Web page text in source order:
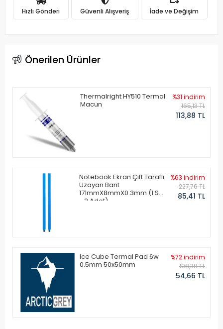
Hızlı Gönderi Güvenli Alışveriş İade ve Değişim
Önerilen Ürünler
Thermalright HY510 Termal
Macun
%31 indirim
165,13 TL
113,88 TL
Notebook Ekran Çift Taraflı
Uzayan Bant
171mmX8mmX0.3mm (1 Set
- 2 Adet)
%63 indirim
227,76 TL
85,41 TL
Ice Cube Termal Pad 6w
0.5mm 50x50mm
%72 indirim
198,38 TL
54,66 TL